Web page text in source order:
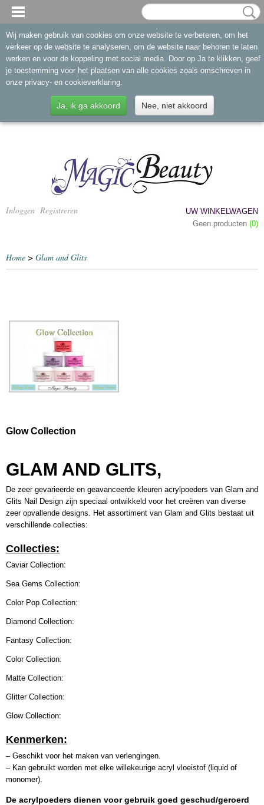
Inloggen Registreren
UW WINKELWAGEN
Geen producten (0)
Home > Glam and Glits
Glow Collection
GLAM AND GLITS,
De zeer gevarieerde en geavanceerde kleuren acrylpoeders van Glam and
Glits Nail Design zijn speciaal ontwikkeld voor het creëren van diverse
zeer opvallende designs. Het assortiment van Glam and Glits bestaat uit
verschillende collecties:
Collecties:
Caviar Collection:
Sea Gems Collection:
Color Pop Collection:
Diamond Collection:
Fantasy Collection:
Color Collection:
Matte Collection:
Glitter Collection:
Glow Collection:
Kenmerken:
– Geschikt voor het maken van verlengingen.
– Kan gebruikt worden met elke willekeurige acryl vloeistof (liquid of
monomer).
De acrylpoeders dienen voor gebruik goed geschud/geroerd
Wij maken gebruik van cookies om onze website te verbeteren, om het
verkeer op de website te analyseren, om de website naar behoren te laten
werken en voor de koppeling met social media. Door op Ja te klikken, geef
je toestemming voor het plaatsen van alle cookies zoals omschreven in
onze privacy- en cookieverklaring.
Ja, ik ga akkoord Nee, niet akkoord